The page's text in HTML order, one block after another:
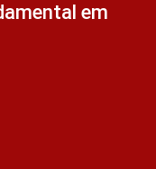
em